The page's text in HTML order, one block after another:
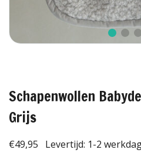
Schapenwollen
Grijs
€49,95 Levertijd: 1-2